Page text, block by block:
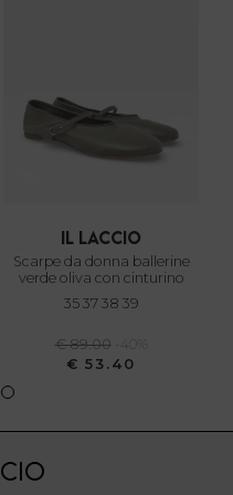
contenuti ed
dei social media e per
potrebbero combinarle
loro o che hanno
servizi.
il laccio
scarpe da donna ballerine
verde oliva con cinturino
35 37 38 39
€ 89.00
-40%
€ 53.40